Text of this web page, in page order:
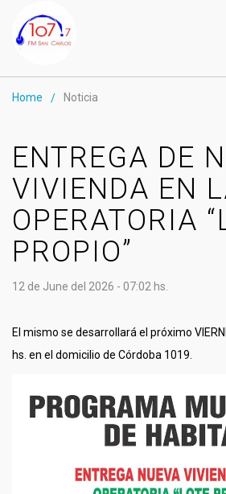
Home / Noticia
ENTREGA DE
VIVIENDA EN
OPERATORIA
PROPIO”
12 de June del 2026 - 07:02 hs.
El mismo se desarrollará el próximo
hs. en el domicilio de Córdoba 1019.